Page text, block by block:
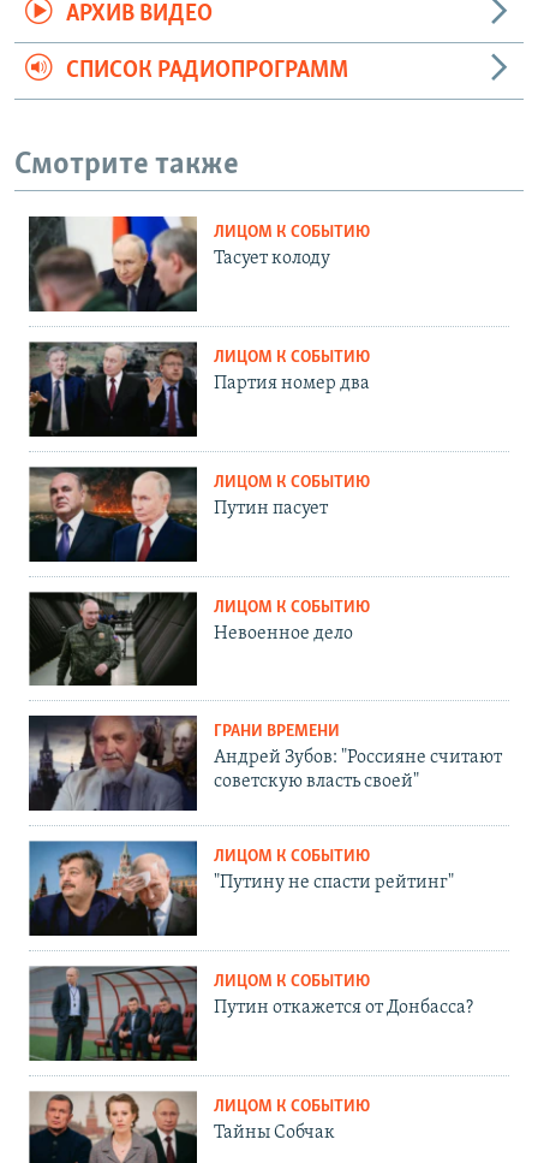
АРХИВ ВИДЕО
СПИСОК РАДИОПРОГРАММ
Смотрите также
ЛИЦОМ К СОБЫТИЮ
Тасует колоду
ЛИЦОМ К СОБЫТИЮ
Партия номер два
ЛИЦОМ К СОБЫТИЮ
Путин пасует
ЛИЦОМ К СОБЫТИЮ
Невоенное дело
ГРАНИ ВРЕМЕНИ
Андрей Зубов: "Россияне считают
советскую власть своей"
ЛИЦОМ К СОБЫТИЮ
"Путину не спасти рейтинг"
ЛИЦОМ К СОБЫТИЮ
Путин откажется от Донбасса?
ЛИЦОМ К СОБЫТИЮ
Тайны Собчак